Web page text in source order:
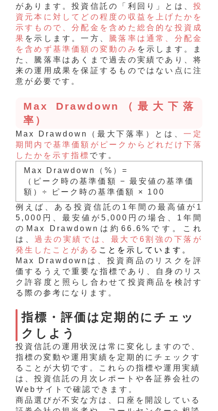
があります。投資信託の「利回り」とは、 投
資元本に対してどの程度の収益を上げたかを
示すもので、分配金を含めた総合的な投資成
果 を示します。一方、
騰落率は通常、分配金
を含めず基準価額の変動のみ を示します。ま
た、騰落率はあくまで過去の実績であり、将
来の運用成果を保証するものではない点に注
意が必要です。
Max Drawdown（最大下落
率）
Max Drawdown（最大下落率）とは、一定
期間内で基準価額がピークからどれだけ下落
したかを示す指標 です。
Max Drawdown（%）=
（ピーク時の基準価額 − 最安値の基準価
額）÷ ピーク時の基準価額 × 100
例えば、ある投資信託の1年間の最高値が1
5,000円、最安値が5,000円の場合、1年間
のMax Drawdownは約66.6%です。これ
は、過去の実績では、最大で6割強の下落が
発生したことがある ことを示しています。
Max Drawdownは、投資商品のリスクを評
価するうえで重要な指標であり、自身のリス
ク許容度と照らし合わせて投資商品を検討す
る際の参考になります。
指標・評価は定期的にチェッ
クしよう
投資信託の運用状況は常に変化しますので、
指標の変動や運用実績を定期的にチェックす
ることが大切です。これらの指標や運用実績
は、投資信託の月次レポートや各証券会社の
Webサイトで確認できます。
商品選びが不安な方は、口座を開設している